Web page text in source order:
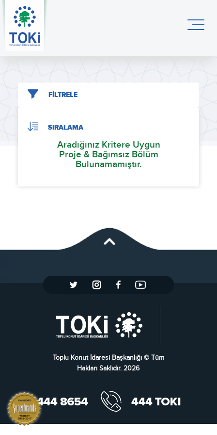
FİLTRELE
SIRALAMA
Aradığınız Kritere Uygun
Proje & Bağımsız Bölüm
Bulunamamıştır.
Toplu Konut İdaresi Başkanlığı © Tüm
Hakları Saklıdır. 2026